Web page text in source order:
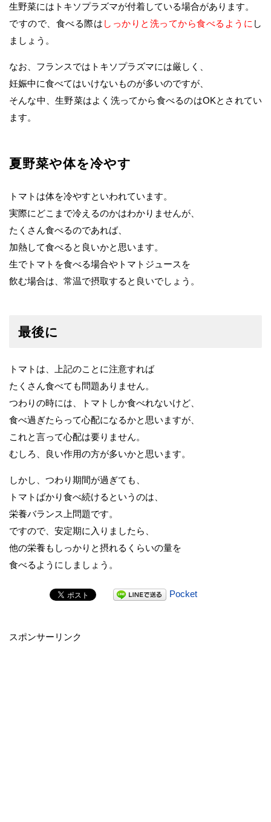
生野菜にはトキソプラズマが付着している場合があります。
ですので、食べる際は しっかりと洗ってから食べるように し
ましょう。
なお、フランスではトキソプラズマには厳しく、
妊娠中に食べてはいけないものが多いのですが、
そんな中、生野菜はよく洗ってから食べるのはOKとされてい
ます。
夏野菜や体を冷やす
トマトは体を冷やすといわれています。
実際にどこまで冷えるのかはわかりませんが、
たくさん食べるのであれば、
加熱して食べると良いかと思います。
生でトマトを食べる場合やトマトジュースを
飲む場合は、常温で摂取すると良いでしょう。
最後に
トマトは、上記のことに注意すれば
たくさん食べても問題ありません。
つわりの時には、トマトしか食べれないけど、
食べ過ぎたらって心配になるかと思いますが、
これと言って心配は要りません。
むしろ、良い作用の方が多いかと思います。
しかし、つわり期間が過ぎても、
トマトばかり食べ続けるというのは、
栄養バランス上問題です。
ですので、安定期に入りましたら、
他の栄養もしっかりと摂れるくらいの量を
食べるようにしましょう。
Pocket
スポンサーリンク